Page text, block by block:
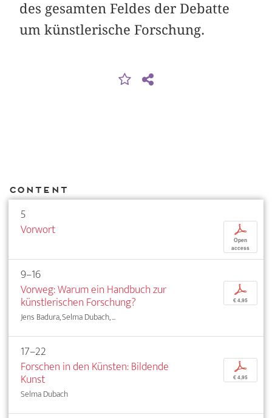
des gesamten Feldes der Debatte
um künstlerische Forschung.
Content
5
Vorwort
p
Open
access
9–16
Vorweg: Warum ein Handbuch zur
künstlerischen Forschung?
Jens Badura, Selma Dubach, ...
p
€ 4,95
17–22
Forschen in den Künsten: Bildende
Kunst
Selma Dubach
p
€ 4,95